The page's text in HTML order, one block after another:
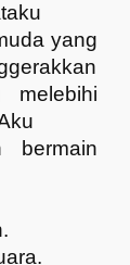
yang
melebihi
bermain